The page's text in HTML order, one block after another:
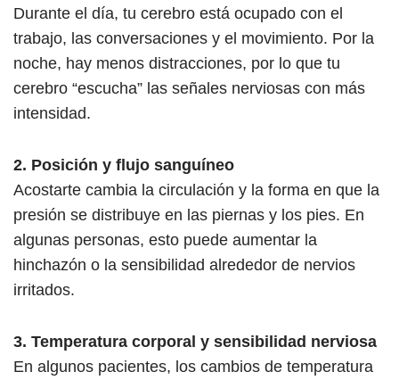
Durante el día, tu cerebro está ocupado con el
trabajo, las conversaciones y el movimiento. Por la
noche, hay menos distracciones, por lo que tu
cerebro “escucha” las señales nerviosas con más
intensidad.
2. Posición y flujo sanguíneo
Acostarte cambia la circulación y la forma en que la
presión se distribuye en las piernas y los pies. En
algunas personas, esto puede aumentar la
hinchazón o la sensibilidad alrededor de nervios
irritados.
3. Temperatura corporal y sensibilidad nerviosa
En algunos pacientes, los cambios de temperatura